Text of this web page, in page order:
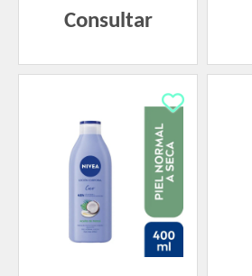
Consultar